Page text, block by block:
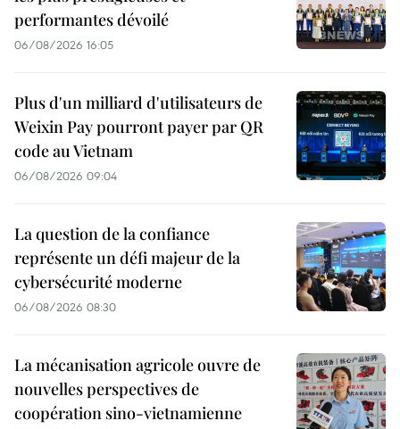
performantes dévoilé
06/08/2026 16:05
Plus d'un milliard d'utilisateurs de
Weixin Pay pourront payer par QR
code au Vietnam
06/08/2026 09:04
La question de la confiance
représente un défi majeur de la
cybersécurité moderne
06/08/2026 08:30
La mécanisation agricole ouvre de
nouvelles perspectives de
coopération sino-vietnamienne